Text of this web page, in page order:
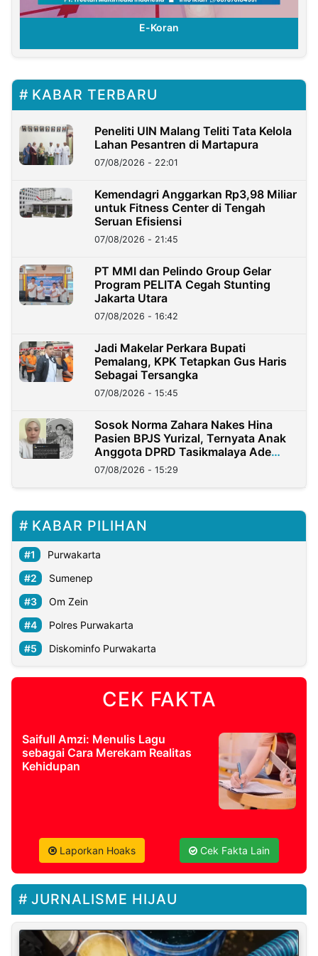
E-Koran
KABAR TERBARU
Peneliti UIN Malang Teliti Tata Kelola
Lahan Pesantren di Martapura
07/08/2026 - 22:01
Kemendagri Anggarkan Rp3,98 Miliar
untuk Fitness Center di Tengah
Seruan Efisiensi
07/08/2026 - 21:45
PT MMI dan Pelindo Group Gelar
Program PELITA Cegah Stunting
Jakarta Utara
07/08/2026 - 16:42
Jadi Makelar Perkara Bupati
Pemalang, KPK Tetapkan Gus Haris
Sebagai Tersangka
07/08/2026 - 15:45
Sosok Norma Zahara Nakes Hina
Pasien BPJS Yurizal, Ternyata Anak
Anggota DPRD Tasikmalaya Ade
Lukman
07/08/2026 - 15:29
KABAR PILIHAN
Purwakarta
Sumenep
Om Zein
Polres Purwakarta
Diskominfo Purwakarta
CEK FAKTA
Saifull Amzi: Menulis Lagu
sebagai Cara Merekam Realitas
Kehidupan
Laporkan Hoaks Cek Fakta Lain
JURNALISME HIJAU